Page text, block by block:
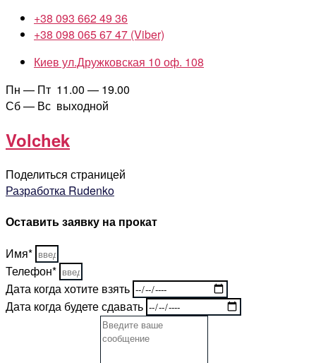
+38 093 662 49 36
+38 098 065 67 47 (Viber)
Киев ул.Дружковская 10 оф. 108
Пн — Пт 11.00 — 19.00
Сб — Вс выходной
Volchek
Поделиться страницей
Разработка Rudenko
Оставить заявку на прокат
Имя*
Телефон*
Дата когда хотите взять
Дата когда будете сдавать